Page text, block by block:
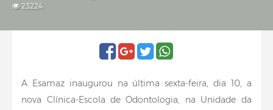
23224
A Esamaz inaugurou na última sexta-feira, dia 10, a
nova Clínica-Escola de Odontologia, na Unidade da